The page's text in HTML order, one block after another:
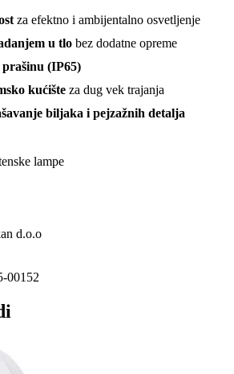
za efektno i ambijentalno osvetljenje
u tlo bez dodatne opreme
(IP65)
kućište za dug vek trajanja
biljaka i pejzažnih detalja
lampe
d.o.o
00152